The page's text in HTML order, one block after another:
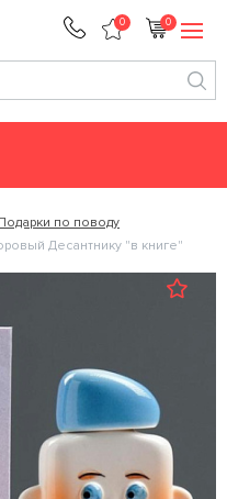
0 0
по поводу
Десантнику "в книге"